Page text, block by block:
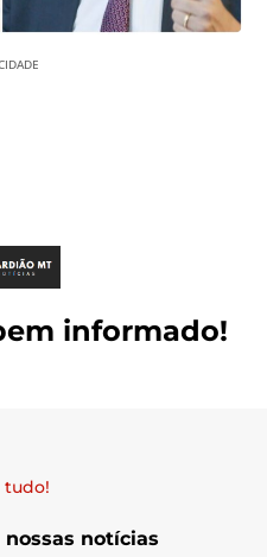
informado!
tudo!
nossas notícias